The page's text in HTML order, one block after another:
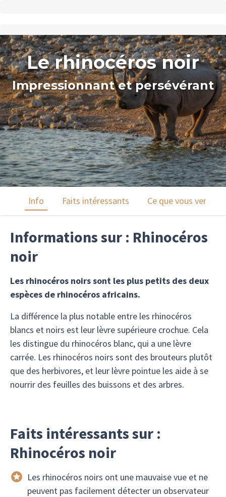
Le rhinocéros noir
Impressionnant et persévérant
Info Faits intéressants Ce que vous verrez
Informations sur : Rhinocéros
noir
Les rhinocéros noirs sont les plus petits des deux
espèces de rhinocéros africains.
La différence la plus notable entre les rhinocéros
blancs et noirs est leur lèvre supérieure crochue. Cela
les distingue du rhinocéros blanc, qui a une lèvre
carrée. Les rhinocéros noirs sont des brouteurs plutôt
que des herbivores, et leur lèvre pointue les aide à se
nourrir des feuilles des buissons et des arbres.
Faits intéressants sur :
Rhinocéros noir
Les rhinocéros noirs ont une mauvaise vue et ne
peuvent pas facilement détecter un observateur